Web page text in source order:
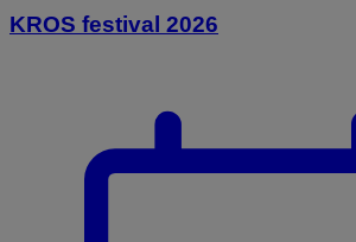
KROS festival 2026